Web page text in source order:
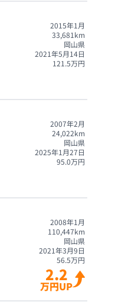
2015年1月
33,681 km
岡山県
2021年5月14日
121.5万円
2007年2月
24,022km
岡山県
2025年1月27日
95.0万円
2008年1月
110,447km
岡山県
2021年3月9日
56.5万円
2.2
万円UP